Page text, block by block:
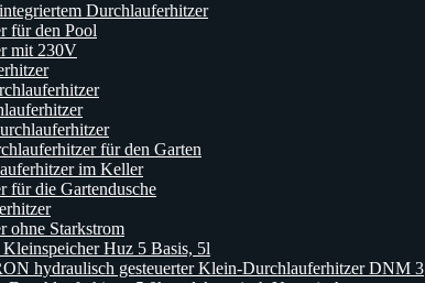
Durchlauferhitzer
für den Pool
mit 230V
für den Garten
im Keller
für die Gartendusche
ohne Starkstrom
Huz 5 Basis, 5l
hydraulisch gesteuerter Klein-Durchlauferhitzer DNM 3